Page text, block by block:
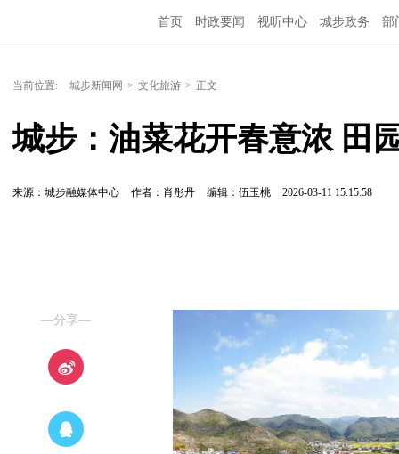
首页 时政要闻 视听中心 城步政务 部
当前位置: 城步新闻网 > 文化旅游 > 正文
城步：油菜花开春意浓 田
来源：城步融媒体中心 作者：肖彤丹 编辑：伍玉桃 2026-03-11 15:15:58
—分享—